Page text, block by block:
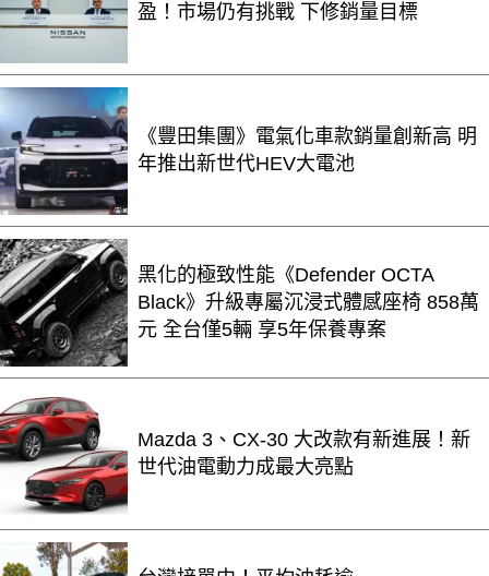
盈！市場仍有挑戰 下修銷量目標
《豐田集團》電氣化車款銷量創新高 明
年推出新世代HEV大電池
黑化的極致性能《Defender OCTA
Black》升級專屬沉浸式體感座椅 858萬
元 全台僅5輛 享5年保養專案
Mazda 3、CX-30 大改款有新進展！新
世代油電動力成最大亮點